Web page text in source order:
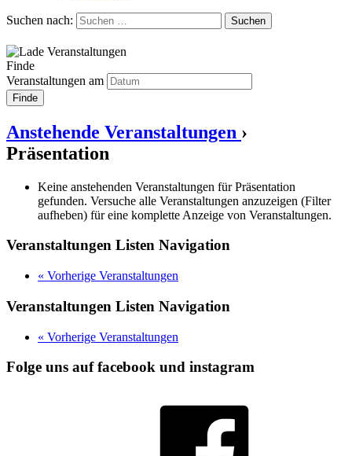
Suchen nach:
Finde
Veranstaltungen am
Anstehende Veranstaltungen ›
Präsentation
Keine anstehenden Veranstaltungen für Präsentation
gefunden. Versuche alle Veranstaltungen anzuzeigen (Filter
aufheben) für eine komplette Anzeige von Veranstaltungen.
Veranstaltungen Listen Navigation
« Vorherige Veranstaltungen
Veranstaltungen Listen Navigation
« Vorherige Veranstaltungen
Folge uns auf facebook und instagram